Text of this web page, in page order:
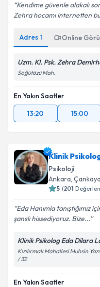
Kendime güvenle alakalı
Zehra hocamı internetten
Adres 1 Online
Uzm. Kl. Psk. Zehra
Söğütözü Mah.
En Yakın Saatler
13:20
15:00
Klinik
Psikoloji
Ankara, Çankaya
5 (201
Eda Hanımla tanıştığımız
şanslı hissediyoruz. Bize...
Klinik Psikolog Eda Dilara
Kızılırmak Mahallesi Muhsin
/ 32
En Yakın Saatler